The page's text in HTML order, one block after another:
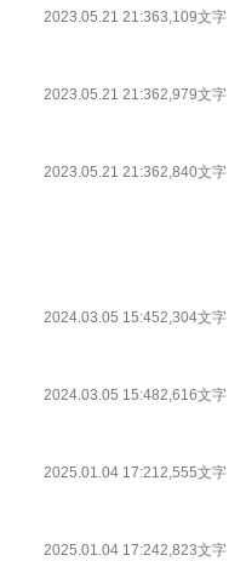
2023.05.21 21:363,109文字
2023.05.21 21:362,979文字
2023.05.21 21:362,840文字
2024.03.05 15:452,304文字
2024.03.05 15:482,616文字
2025.01.04 17:212,555文字
2025.01.04 17:242,823文字